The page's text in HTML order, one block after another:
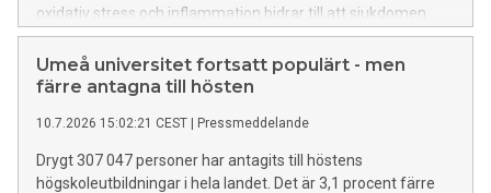
oxidativ stress och inflammation bidrar till att sjukdomen
utvecklas och pekar samtidigt ut nya biomarkörer som kan
hjälpa till att identifiera personer med ökad risk att insjukna.
Umeå universitet fortsatt populärt - men
färre antagna till hösten
10.7.2026 15:02:21 CEST | Pressmeddelande
Drygt 307 047 personer har antagits till höstens
högskoleutbildningar i hela landet. Det är 3,1 procent färre